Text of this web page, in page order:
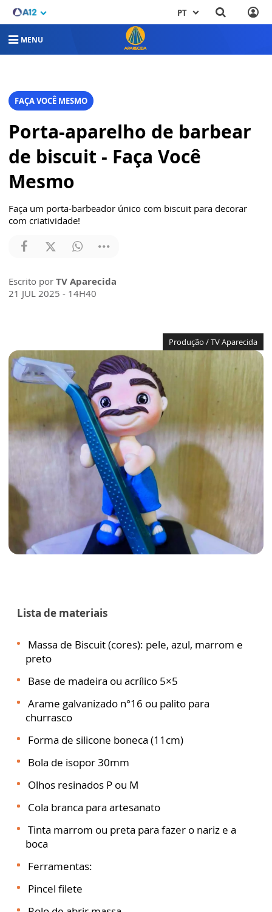
PT
MENU
FAÇA VOCÊ MESMO
Porta-aparelho de barbear
de biscuit - Faça Você
Mesmo
Faça um porta-barbeador único com biscuit para decorar
com criatividade!
Escrito por TV Aparecida
21 JUL 2025 - 14H40
Produção / TV Aparecida
Lista de materiais
Massa de Biscuit (cores): pele, azul, marrom e
preto
Base de madeira ou acrílico 5×5
Arame galvanizado n°16 ou palito para
churrasco
Forma de silicone boneca (11cm)
Bola de isopor 30mm
Olhos resinados P ou M
Cola branca para artesanato
Tinta marrom ou preta para fazer o nariz e a
boca
Ferramentas:
Pincel filete